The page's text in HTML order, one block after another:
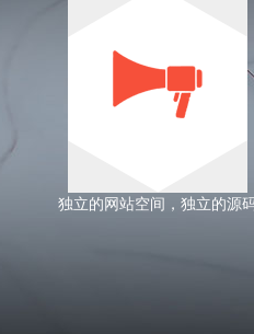
独立的网站空间，独立的源